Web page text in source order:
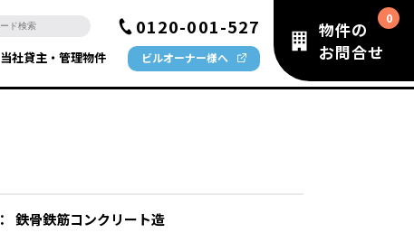
0120-001-527
当社貸主・管理物件 ビルオーナー様へ
物件の
お問合せ
：
鉄骨鉄筋コンクリート造